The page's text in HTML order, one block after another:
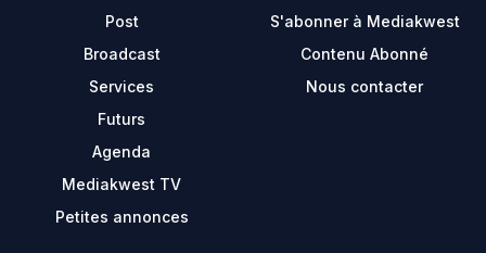
Post
Broadcast
Services
Futurs
Agenda
Mediakwest TV
Petites annonces
S'abonner à Mediakwest
Contenu Abonné
Nous contacter